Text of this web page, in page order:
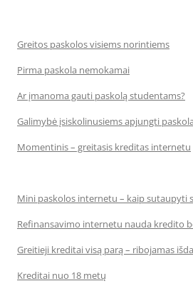
Greitos paskolos visiems norintiems
Pirma paskola nemokamai
Ar įmanoma gauti paskolą studentams?
Galimybė įsiskolinusiems apjungti
Momentinis – greitasis kreditas internetu
Mini paskolos internetu – kaip sutaupyti
Refinansavimo internetu nauda kredito
Greitieji kreditai visą parą – ribojamas
Kreditai nuo 18 metų